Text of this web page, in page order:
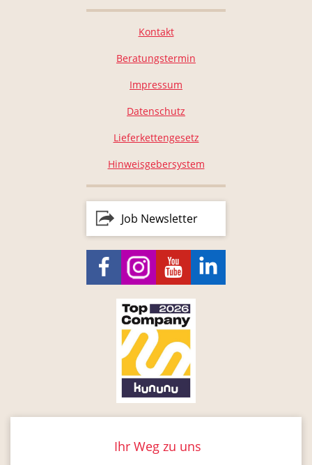
Kontakt
Beratungstermin
Impressum
Datenschutz
Lieferkettengesetz
Hinweisgebersystem
Job Newsletter
Ihr Weg zu uns